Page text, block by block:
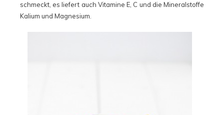
schmeckt, es liefert auch Vitamine E, C und die Mineralstoffe
Kalium und Magnesium.